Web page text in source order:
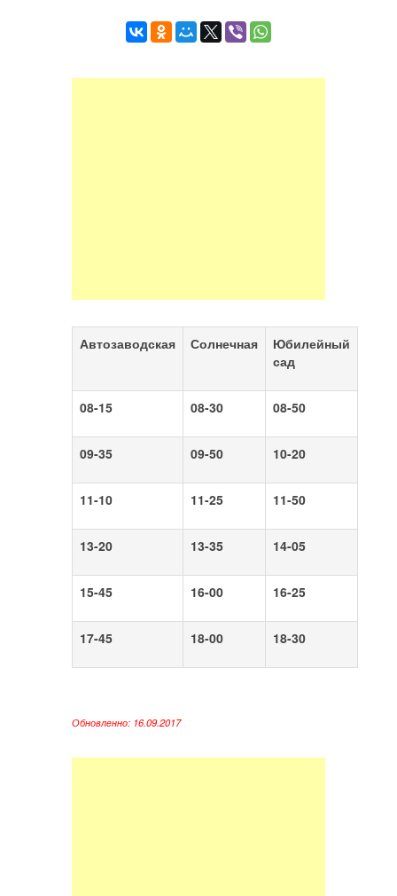
Автозаводская Солнечная
Юбилейный
сад
08-15 08-30 08-50
09-35 09-50 10-20
11-10 11-25 11-50
13-20 13-35 14-05
15-45 16-00 16-25
17-45 18-00 18-30
Обновленно: 16.09.2017